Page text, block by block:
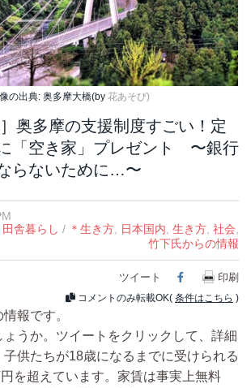
の出典: 奥多摩大橋(by 花あそび)
］奥多摩の支援制度すごい！定
「空き家」プレゼント 〜銀行
らないために…〜
田舎暮らし / ＊生き方 日本国内 生き方 社会
竹下氏からの情報
ツイート Facebook
印刷
コメントのみ転載OK( 条件はこちら )
報です。
うか。ツイートをクリックして、詳細
子供たちが18歳になるまでに受けられる
を超えています。家賃は事実上無料